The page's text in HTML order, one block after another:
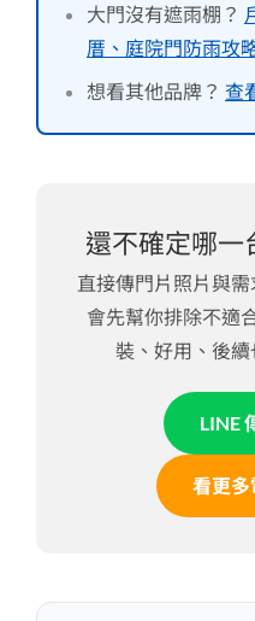
大門沒有遮雨棚？
厝、庭院門防雨攻
想看其他品牌？ 查
還不確定哪一
直接傳門片照片與
會先幫你排除不適
裝、好用、後續
LINE
看更多